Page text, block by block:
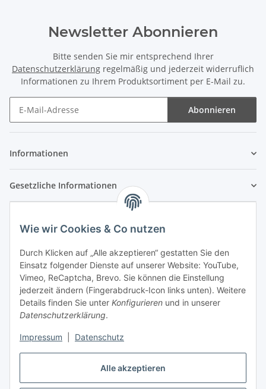
Alle akzeptieren
Wie wir Cookies & Co nutzen
Durch Klicken auf „Alle akzeptieren“ gestatten Sie den
Einsatz folgender Dienste auf unserer Website: YouTube,
Vimeo, ReCaptcha, Brevo. Sie können die Einstellung
jederzeit ändern (Fingerabdruck-Icon links unten). Weitere
Details finden Sie unter Konfigurieren und in unserer
Datenschutzerklärung.
Impressum Datenschutz
Newsletter Abonnieren
Bitte senden Sie mir entsprechend Ihrer
Datenschutzerklärung regelmäßig und jederzeit widerruflich
Informationen zu Ihrem Produktsortiment per E-Mail zu.
Abonnieren
Informationen
Gesetzliche Informationen
Vertrag widerrufen